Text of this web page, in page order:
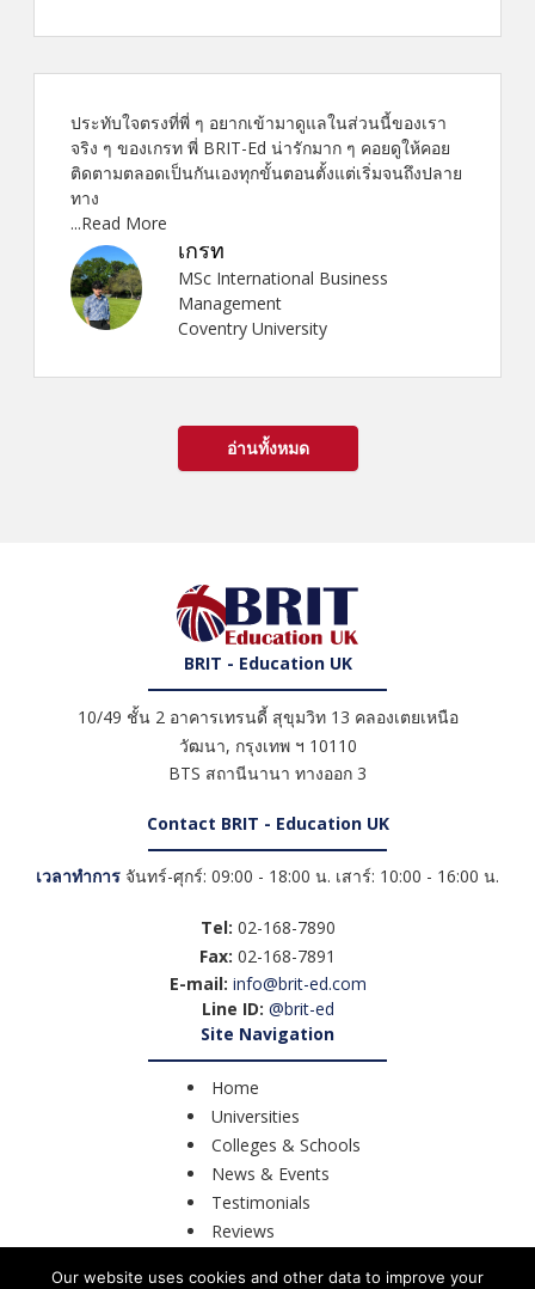
ประทับใจตรงที่พี่ ๆ อยากเข้ามาดูแลในส่วนนี้ของเรา
จริง ๆ ของเกรท พี่ BRIT-Ed น่ารักมาก ๆ คอยดูให้คอย
ติดตามตลอดเป็นกันเองทุกขั้นตอนตั้งแต่เริ่มจนถึงปลาย
ทาง
...Read More
เกรท
MSc International Business
Management
Coventry University
อ่านทั้งหมด
BRIT - Education UK
10/49 ชั้น 2 อาคารเทรนดี้ สุขุมวิท 13 คลองเตยเหนือ
วัฒนา, กรุงเทพ ฯ 10110
BTS สถานีนานา ทางออก 3
Contact BRIT - Education UK
เวลาทำการ จันทร์-ศุกร์: 09:00 - 18:00 น. เสาร์: 10:00 - 16:00 น.
Tel: 02-168-7890
Fax: 02-168-7891
E-mail: info@brit-ed.com
Line ID: @brit-ed
Site Navigation
Home
Universities
Colleges & Schools
News & Events
Testimonials
Reviews
Our website uses cookies and other data to improve your